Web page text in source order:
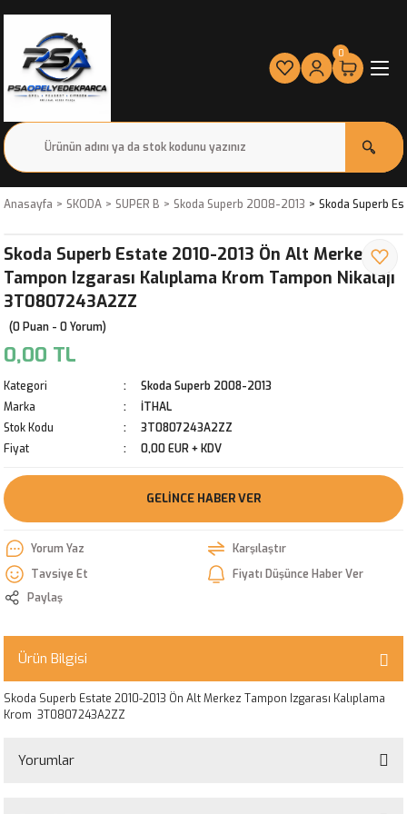
0
Anasayfa SKODA SUPER B Skoda Superb 2008-2013 Skoda Superb
Skoda Superb Estate 2010-2013 Ön Alt Merkez
Tampon Izgarası Kalıplama Krom Tampon Nikalajı
3T0807243A2ZZ
(0 Puan - 0 Yorum)
0,00 TL
Kategori
Skoda Superb 2008-2013
Marka
İTHAL
Stok Kodu
3T0807243A2ZZ
Fiyat
0,00 EUR + KDV
GELINCE HABER VER
Yorum Yaz
Karşılaştır
Tavsiye Et
Fiyatı Düşünce Haber Ver
Paylaş
Ürün Bilgisi
Skoda Superb Estate 2010-2013 Ön Alt Merkez Tampon Izgarası Kalıplama
Krom 3T0807243A2ZZ
Yorumlar